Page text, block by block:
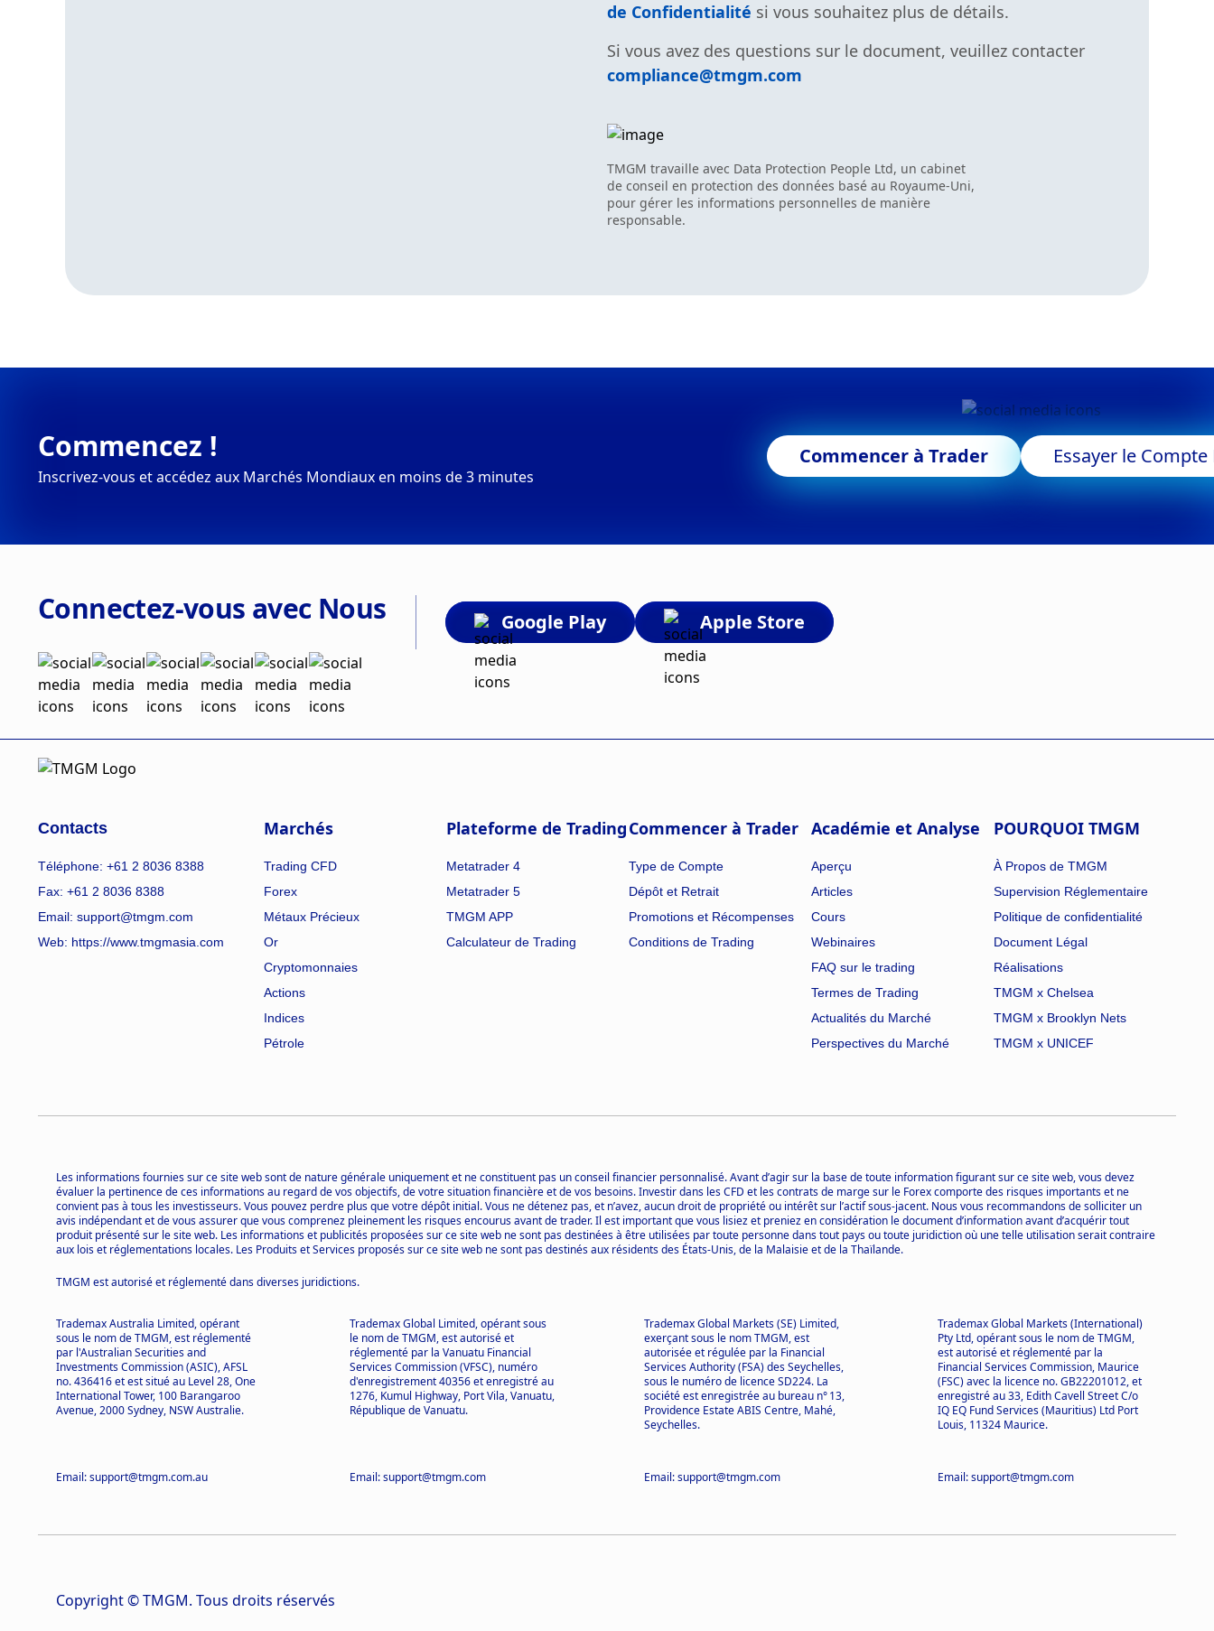
de Confidentialité si vous souhaitez plus de détails.
Si vous avez des questions sur le document, veuillez contacter
compliance@tmgm.com
TMGM travaille avec Data Protection People Ltd, un cabinet
de conseil en protection des données basé au Royaume-Uni,
pour gérer les informations personnelles de manière
responsable.
Commencez !
Inscrivez-vous et accédez aux Marchés Mondiaux en moins de 3 minutes
Commencer à Trader Essayer le
Connectez-vous avec Nous Google Play Apple Store
Contacts
Téléphone: +61 2 8036 8388
Fax: +61 2 8036 8388
Email: support@tmgm.com
Web: https://www.tmgmasia.com
Marchés
Trading CFD
Forex
Métaux Précieux
Or
Cryptomonnaies
Actions
Indices
Pétrole
Plateforme de Trading
Metatrader 4
Metatrader 5
TMGM APP
Calculateur de Trading
Commencer à Trader
Type de Compte
Dépôt et Retrait
Promotions et Récompenses
Conditions de Trading
Académie et Analyse
Aperçu
Articles
Cours
Webinaires
FAQ sur le trading
Termes de Trading
Actualités du Marché
Perspectives du Marché
POURQUOI TMGM
À Propos de TMGM
Supervision Réglementaire
Politique de confidentialité
Document Légal
Réalisations
TMGM x Chelsea
TMGM x Brooklyn Nets
TMGM x UNICEF
Les informations fournies sur ce site web sont de nature générale uniquement et ne constituent pas un conseil financier personnalisé. Avant d’agir sur la base de toute information figurant sur ce site web, vous devez
évaluer la pertinence de ces informations au regard de vos objectifs, de votre situation financière et de vos besoins. Investir dans les CFD et les contrats de marge sur le Forex comporte des risques importants et ne
convient pas à tous les investisseurs. Vous pouvez perdre plus que votre dépôt initial. Vous ne détenez pas, et n’avez, aucun droit de propriété ou intérêt sur l’actif sous-jacent. Nous vous recommandons de solliciter un
avis indépendant et de vous assurer que vous comprenez pleinement les risques encourus avant de trader. Il est important que vous lisiez et preniez en considération le document d’information avant d’acquérir tout
produit présenté sur le site web. Les informations et publicités proposées sur ce site web ne sont pas destinées à être utilisées par toute personne dans tout pays ou toute juridiction où une telle utilisation serait contraire
aux lois et réglementations locales. Les Produits et Services proposés sur ce site web ne sont pas destinés aux résidents des États-Unis, de la Malaisie et de la Thaïlande.
TMGM est autorisé et réglementé dans diverses juridictions.
Trademax Australia Limited, opérant
sous le nom de TMGM, est réglementé
par l'Australian Securities and
Investments Commission (ASIC), AFSL
no. 436416 et est situé au Level 28, One
International Tower, 100 Barangaroo
Avenue, 2000 Sydney, NSW Australie.
Email: support@tmgm.com.au
Trademax Global Limited, opérant sous
le nom de TMGM, est autorisé et
réglementé par la Vanuatu Financial
Services Commission (VFSC), numéro
d'enregistrement 40356 et enregistré au
1276, Kumul Highway, Port Vila, Vanuatu,
République de Vanuatu.
Email: support@tmgm.com
Trademax Global Markets (SE) Limited,
exerçant sous le nom TMGM, est
autorisée et régulée par la Financial
Services Authority (FSA) des Seychelles,
sous le numéro de licence SD224. La
société est enregistrée au bureau n° 13,
Providence Estate ABIS Centre, Mahé,
Seychelles.
Email: support@tmgm.com
Trademax Global Markets (International)
Pty Ltd, opérant sous le nom de TMGM,
est autorisé et réglementé par la
Financial Services Commission, Maurice
(FSC) avec la licence no. GB22201012, et
enregistré au 33, Edith Cavell Street C/o
IQ EQ Fund Services (Mauritius) Ltd Port
Louis, 11324 Maurice.
Email: support@tmgm.com
Copyright © TMGM. Tous droits réservés